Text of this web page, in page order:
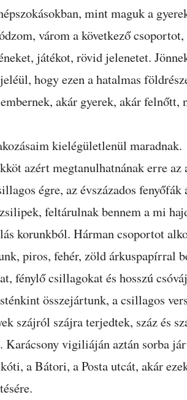
mint maguk a
várom a következő
játékot, rövid jelenetet.
hogy ezen a hatalmas
akár gyerek, akár felnőtt,
kielégületlenül maradnak.
azért megtanulhatnának erre az
égre, az évszázados
feltárulnak bennem a mi
korunkból. Hárman csoportot
piros, fehér, zöld árkuspapírral
fénylő csillagokat és hosszú
összejártunk, a csillagos
szájról szájra terjedtek, száz és
Karácsony vigiliáján aztán sorba
a Bátori, a Posta utcát, akár